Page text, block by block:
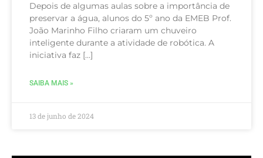
Depois de algumas aulas sobre a importância de
preservar a água, alunos do 5º ano da EMEB Prof.
João Marinho Filho criaram um chuveiro
inteligente durante a atividade de robótica. A
iniciativa faz […]
SAIBA MAIS »
13 de junho de 2024